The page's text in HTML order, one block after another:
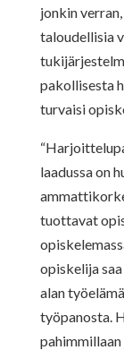
jonkin
taloudellisia
pakollisesta
turvaisi
laadussa on
tuottavat
opiskelija
alan
työpanosta.